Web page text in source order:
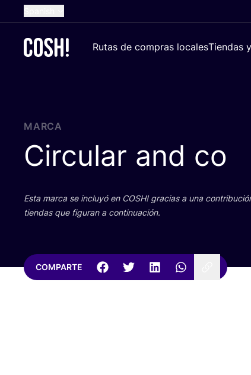
Dutch
Croatian
Rutas de compras localesTiendas
MARCA
Circular and co
Esta mar­ca se inclu­yó en COSH! gra­cias a una
tien­das que figu­ran a continuación.
COMPARTE